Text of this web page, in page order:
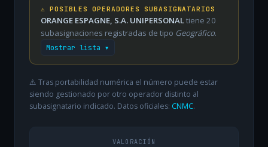
⚠️ POSIBLES OPERADORES SUBASIGNATARIOS
ORANGE ESPAGNE, S.A. UNIPERSONALtiene 20
subasignaciones registradas de tipo Geográfico.
Mostrar lista ▾
⚠️ Tras portabilidad numérica el número puede estar
siendo gestionado por otro operador distinto al
subasignatario indicado. Datos oficiales: CNMC.
VALORACIÓN